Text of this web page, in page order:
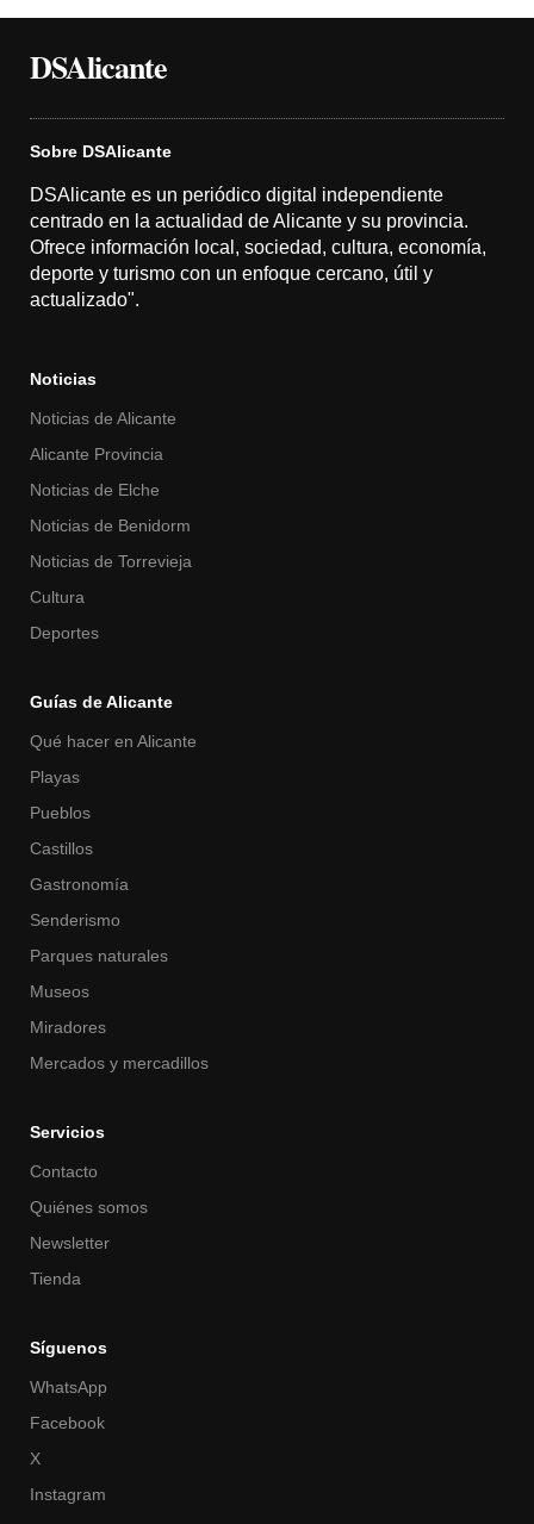
DSAlicante
Sobre DSAlicante
DSAlicante es un periódico digital independiente
centrado en la actualidad de Alicante y su provincia.
Ofrece información local, sociedad, cultura, economía,
deporte y turismo con un enfoque cercano, útil y
actualizado".
Noticias
Noticias de Alicante
Alicante Provincia
Noticias de Elche
Noticias de Benidorm
Noticias de Torrevieja
Cultura
Deportes
Guías de Alicante
Qué hacer en Alicante
Playas
Pueblos
Castillos
Gastronomía
Senderismo
Parques naturales
Museos
Miradores
Mercados y mercadillos
Servicios
Contacto
Quiénes somos
Newsletter
Tienda
Síguenos
WhatsApp
Facebook
X
Instagram